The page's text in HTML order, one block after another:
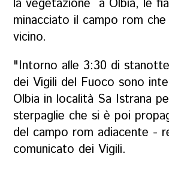
la vegetazione a Olbia, le
minacciato il campo rom
vicino.
"Intorno alle 3:30 di
dei Vigili del Fuoco sono
Olbia in località Sa Istrana
sterpaglie che si è poi
del campo rom adiacente -
comunicato dei Vigili.